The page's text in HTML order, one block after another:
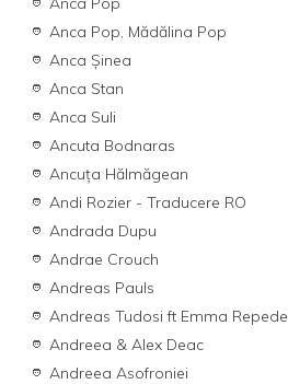
Anca Pop, Mădălina Pop
Anca Şinea
Anca Stan
Anca Suli
Ancuta Bodnaras
Ancuța Hălmăgean
Andi Rozier - Traducere RO
Andrada Dupu
Andrae Crouch
Andreas Pauls
Andreas Tudosi ft Emma Repede
Andreea & Alex Deac
Andreea Asofroniei